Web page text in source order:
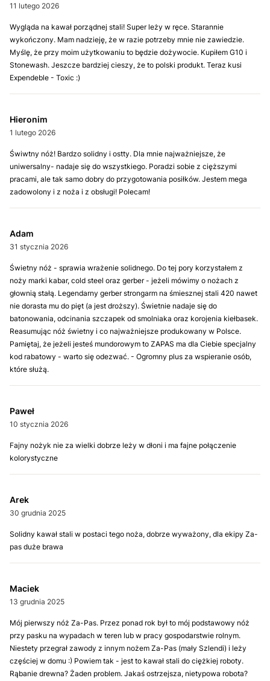
11 lutego 2026
Wygląda na kawał porządnej stali! Super leży w ręce. Starannie
wykończony. Mam nadzieję, że w razie potrzeby mnie nie zawiedzie.
Myślę, że przy moim użytkowaniu to będzie dożywocie. Kupiłem G10 i
Stonewash. Jeszcze bardziej cieszy, że to polski produkt. Teraz kusi
Expendeble - Toxic :)
Hieronim
1 lutego 2026
Świwtny nóż! Bardzo solidny i ostty. Dla mnie najważniejsze, że
uniwersalny- nadaje się do wszystkiego. Poradzi sobie z cięższymi
pracami, ale tak samo dobry do przygotowania posiłków. Jestem mega
zadowolony i z noża i z obsługi! Polecam!
Adam
31 stycznia 2026
Świetny nóż - sprawia wrażenie solidnego. Do tej pory korzystałem z
noży marki kabar, cold steel oraz gerber - jeżeli mówimy o nożach z
głownią stałą. Legendarny gerber strongarm na śmiesznej stali 420 nawet
nie dorasta mu do pięt (a jest droższy). Świetnie nadaje się do
batonowania, odcinania szczapek od smolniaka oraz korojenia kiełbasek.
Reasumując nóż świetny i co najważniejsze produkowany w Polsce.
Pamiętaj, że jeżeli jesteś mundorowym to ZAPAS ma dla Ciebie specjalny
kod rabatowy - warto się odezwać. - Ogromny plus za wspieranie osób,
które służą.
Paweł
10 stycznia 2026
Fajny nożyk nie za wielki dobrze leży w dłoni i ma fajne połączenie
kolorystyczne
Arek
30 grudnia 2025
Solidny kawał stali w postaci tego noża, dobrze wyważony, dla ekipy Za-
pas duże brawa
Maciek
13 grudnia 2025
Mój pierwszy nóż Za-Pas. Przez ponad rok był to mój podstawowy nóż
przy pasku na wypadach w teren lub w pracy gospodarstwie rolnym.
Niestety przegrał zawody z innym nożem Za-Pas (mały Szlendi) i leży
częściej w domu :) Powiem tak - jest to kawał stali do ciężkiej roboty.
Rąbanie drewna? Żaden problem. Jakaś ostrzejsza, nietypowa robota?